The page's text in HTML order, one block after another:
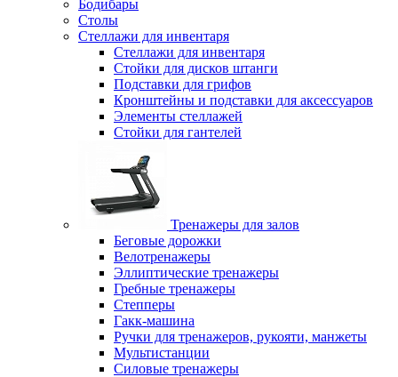
Бодибары
Столы
Стеллажи для инвентаря
Стеллажи для инвентаря
Стойки для дисков штанги
Подставки для грифов
Кронштейны и подставки для аксессуаров
Элементы стеллажей
Стойки для гантелей
Тренажеры для залов
Беговые дорожки
Велотренажеры
Эллиптические тренажеры
Гребные тренажеры
Степперы
Гакк-машина
Ручки для тренажеров, рукояти, манжеты
Мультистанции
Силовые тренажеры